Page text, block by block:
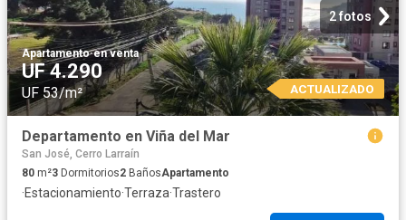
2 fotos
Apartamento·en venta
UF 4.290
UF 53/m² ACTUALIZADO
Departamento en Viña del Mar
San José, Cerro Larraín
80 m²3 Dormitorios2 BañosApartamento
·Estacionamiento·Terraza·Trastero